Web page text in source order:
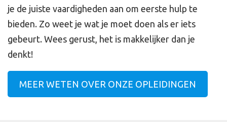
je de juiste vaardigheden aan om eerste hulp te
bieden. Zo weet je wat je moet doen als er iets
gebeurt. Wees gerust, het is makkelijker dan je
denkt!
MEER WETEN OVER ONZE OPLEIDINGEN